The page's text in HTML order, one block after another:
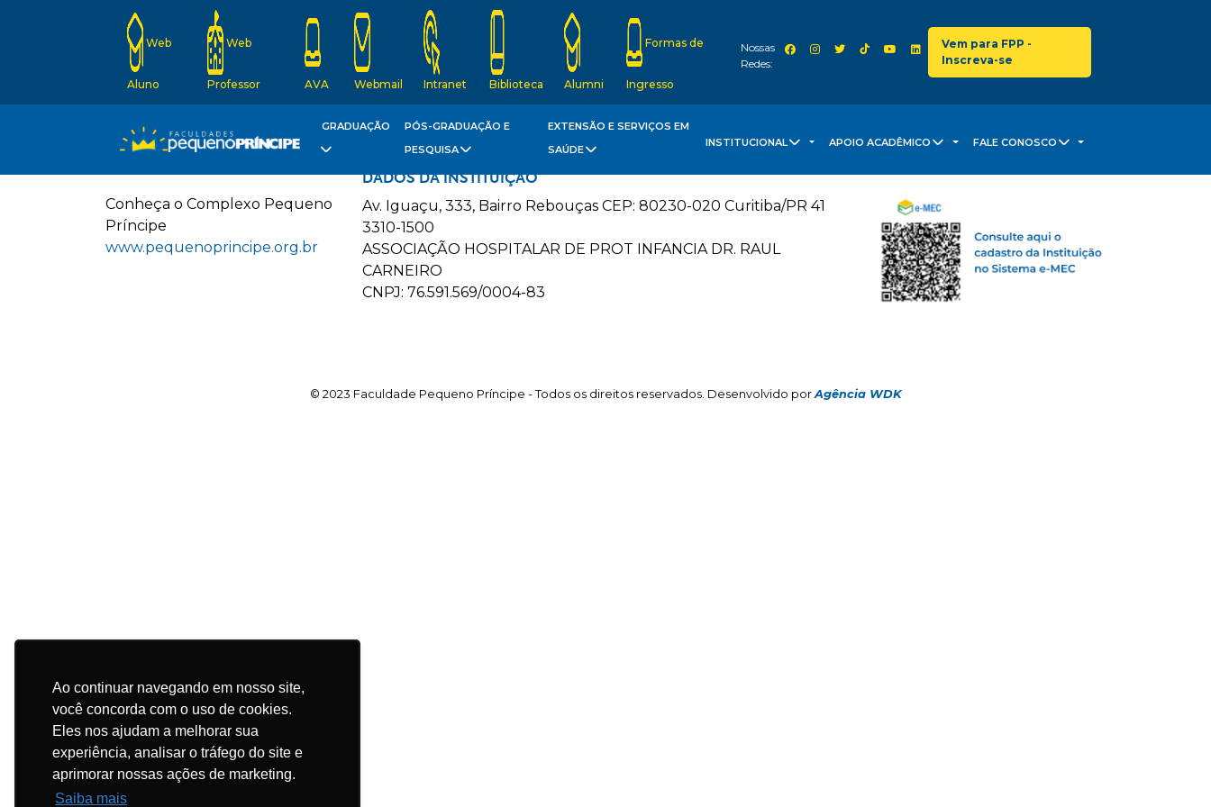
Ao continuar navegando em nosso site,
você concorda com o uso de cookies.
Eles nos ajudam a melhorar sua
experiência, analisar o tráfego do site e
aprimorar nossas ações de marketing.
Saiba mais
Web
Aluno
Web
Professor AVA Webmail Intranet Biblioteca Alumni
Formas de
Ingresso
Nossas
Redes:
Vem para FPP -
Inscreva-se
GRADUAÇÃO
PÓS-GRADUAÇÃO E
PESQUISA
EXTENSÃO E SERVIÇOS EM
SAÚDE
INSTITUCIONAL APOIO ACADÊMICO FALE CONOSCO
Conheça o Complexo Pequeno
Príncipe
www.pequenoprincipe.org.br
DADOS DA INSTITUIÇÃO
Av. Iguaçu, 333, Bairro Rebouças CEP: 80230-020 Curitiba/PR 41
3310-1500
ASSOCIAÇÃO HOSPITALAR DE PROT INFANCIA DR. RAUL
CARNEIRO
CNPJ: 76.591.569/0004-83
© 2023 Faculdade Pequeno Príncipe - Todos os direitos reservados. Desenvolvido porAgência WDK